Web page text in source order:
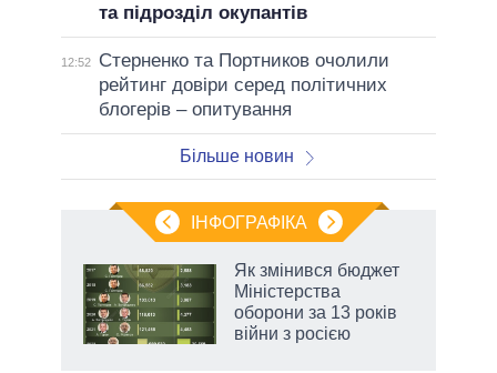
та підрозділ окупантів
12:52
Стерненко та Портников очолили
рейтинг довіри серед політичних
блогерів – опитування
Більше новин
ІНФОГРАФІКА
Як змінився бюджет
Міністерства
оборони за 13 років
війни з росією